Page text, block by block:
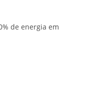
de energia em